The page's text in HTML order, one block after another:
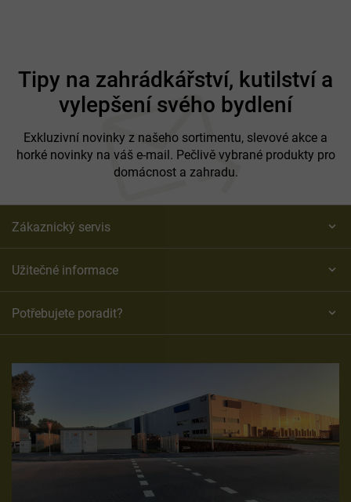
Tipy na zahrádkářství, kutilství a
vylepšení svého bydlení
Exkluzivní novinky z našeho sortimentu, slevové akce a
horké novinky na váš e-mail. Pečlivě vybrané produkty pro
domácnost a zahradu.
Zákaznický servis
Užitečné informace
Potřebujete poradit?